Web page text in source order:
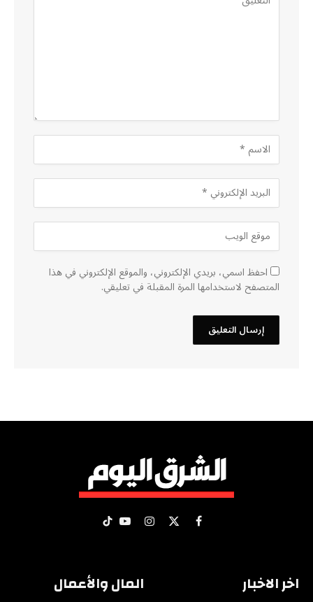
احفظ اسمي، بريدي الإلكتروني، والموقع الإلكتروني في هذا
المتصفح لاستخدامها المرة المقبلة في تعليقي.
فيسبوك
X الانستغراميوتيوبتيكتوك
اخر الاخبار المال والأعمال